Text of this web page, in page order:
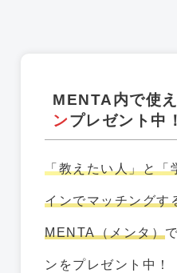
MENTA内で使
ンプレゼント中！
「教えたい人」と「
インでマッチングす
MENTA（メンタ）
ンをプレゼント中！